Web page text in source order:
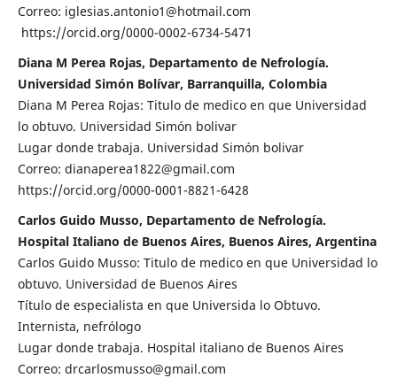
Correo: iglesias.antonio1@hotmail.com
https://orcid.org/0000-0002-6734-5471
Diana M Perea Rojas, Departamento de Nefrología.
Universidad Simón Bolívar, Barranquilla, Colombia
Diana M Perea Rojas: Titulo de medico en que Universidad
lo obtuvo. Universidad Simón bolivar
Lugar donde trabaja. Universidad Simón bolivar
Correo: dianaperea1822@gmail.com
https://orcid.org/0000-0001-8821-6428
Carlos Guido Musso, Departamento de Nefrología.
Hospital Italiano de Buenos Aires, Buenos Aires, Argentina
Carlos Guido Musso: Titulo de medico en que Universidad lo
obtuvo. Universidad de Buenos Aires
Título de especialista en que Universida lo Obtuvo.
Internista, nefrólogo
Lugar donde trabaja. Hospital italiano de Buenos Aires
Correo: drcarlosmusso@gmail.com